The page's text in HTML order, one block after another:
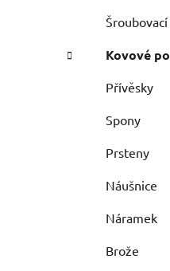
Kovové
Přívěsky
Spony
Prsteny
Náušnice
Náramek
Brože